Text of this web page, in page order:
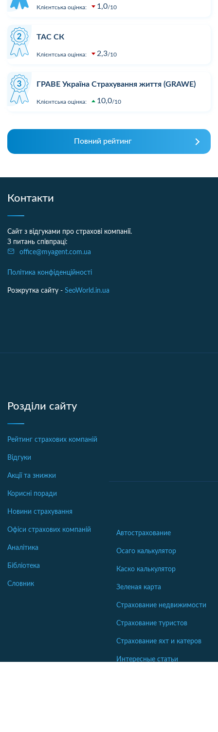
Клієнтська оцінка: 1,0 10
ТАС СК
Клієнтська оцінка: 2,3 10
ГРАВЕ Україна Страхування життя (GRAWE)
Клієнтська оцінка: 10,0 10
Повний рейтинг
Контакти
Сайт з відгуками про страхові компанії.
З питань співпраці:
office@myagent.com.ua
Політика конфіденційності
Розкрутка сайту - SeoWorld.in.ua
Розділи сайту
Рейтинг страхових компаній
Відгуки
Акції та знижки
Корисні поради
Новини страхування
Офіси страхових компаній
Аналітика
Бібліотека
Словник
Автострахование
Осаго калькулятор
Каско калькулятор
Зеленая карта
Страхование недвижимости
Страхование туристов
Страхование яхт и катеров
Интересные статьи